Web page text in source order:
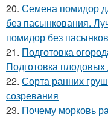
20. Семена помидор
без пасынкования.
помидор без
21. Подготовка
Подготовка
22. Сорта ранних
созревания
23. Почему морковь